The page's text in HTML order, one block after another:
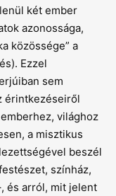
két ember
azonossága,
közössége” a
Ezzel
sem
érintkezéseiről
világhoz
a misztikus
beszél
színház,
és arról, mit jelent